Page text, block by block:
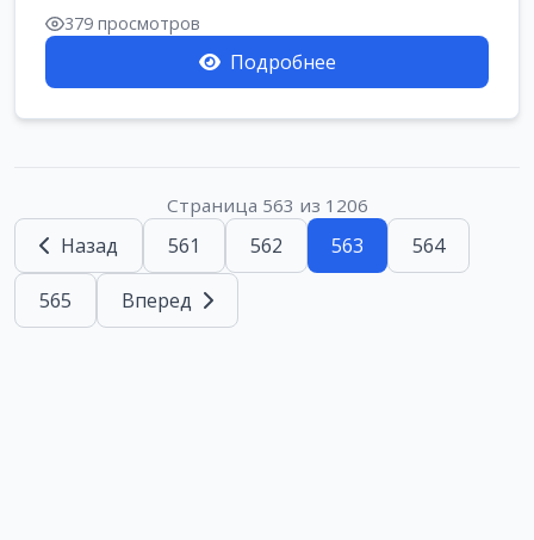
379 просмотров
Подробнее
Страница 563 из 1206
Назад 561 562 563 564
565 Вперед